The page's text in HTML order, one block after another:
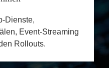
Dienste,
Event-Streaming
Rollouts.